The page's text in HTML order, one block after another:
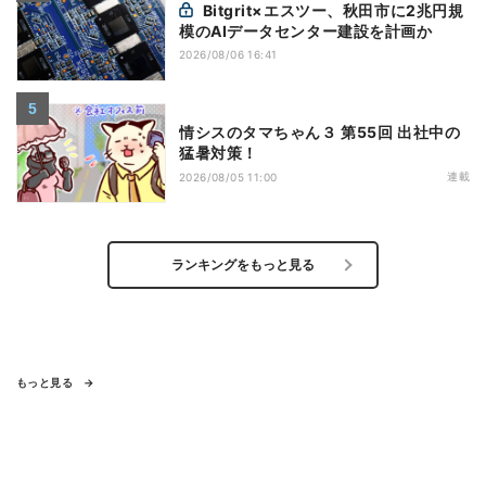
模のAIデータセンター建設を計画か
2026/08/06 16:41
情シスのタマちゃん３ 第55回 出社中の
猛暑対策！
2026/08/05 11:00 連載
ランキングをもっと見る
もっと見る